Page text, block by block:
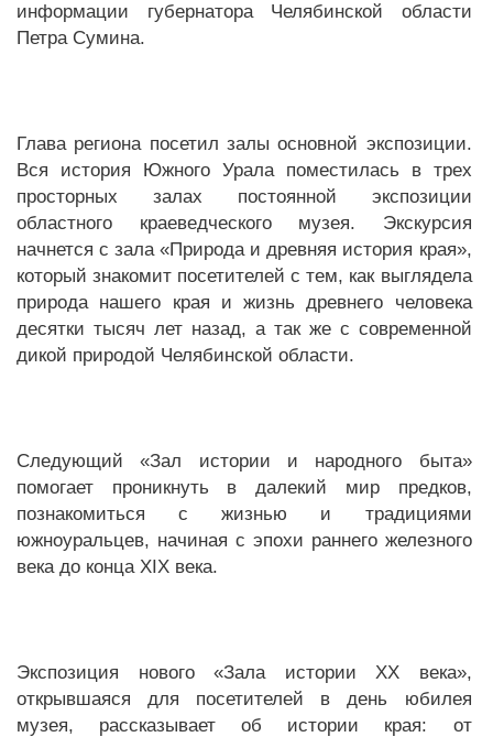
информации губернатора Челябинской области
Петра Сумина.
Глава региона посетил залы основной экспозиции.
Вся история Южного Урала поместилась в трех
просторных залах постоянной экспозиции
областного краеведческого музея. Экскурсия
начнется с зала «Природа и древняя история края»,
который знакомит посетителей с тем, как выглядела
природа нашего края и жизнь древнего человека
десятки тысяч лет назад, а так же с современной
дикой природой Челябинской области.
Следующий «Зал истории и народного быта»
помогает проникнуть в далекий мир предков,
познакомиться с жизнью и традициями
южноуральцев, начиная с эпохи раннего железного
века до конца XIX века.
Экспозиция нового «Зала истории ХХ века»,
открывшаяся для посетителей в день юбилея
музея, рассказывает об истории края: от